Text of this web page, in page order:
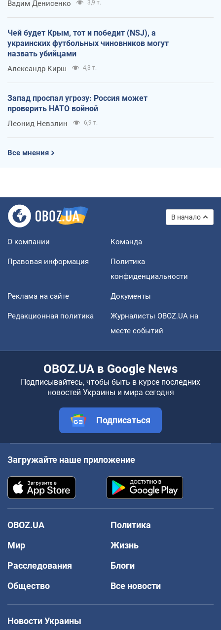
Вадим Денисенко 3,9 т.
Чей будет Крым, тот и победит (NSJ), а
украинских футбольных чиновников могут
назвать убийцами
Александр Кирш 4,3 т.
Запад проспал угрозу: Россия может
проверить НАТО войной
Леонид Невзлин 6,9 т.
Все мнения
В начало
О компании Команда
Правовая информация
Политика
конфиденциальности
Реклама на сайте Документы
Редакционная политика
Журналисты OBOZ.UA на
месте событий
OBOZ.UA в Google News
Подписывайтесь, чтобы быть в курсе последних
новостей Украины и мира сегодня
Подписаться
Загружайте наше приложение
OBOZ.UA
Политика
Мир
Жизнь
Расследования
Блоги
Общество
Все новости
Новости Украины